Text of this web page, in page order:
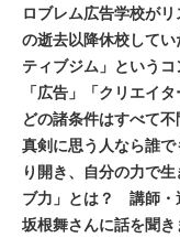
ロブレム広告学校が
の逝去以降休校して
ティブジム」というコ
「広告」「クリエイ
どの諸条件はすべて
真剣に思う人なら誰
り開き、自分の力で
ブ力」とは？ 講師・
坂根舞さんに話を聞き